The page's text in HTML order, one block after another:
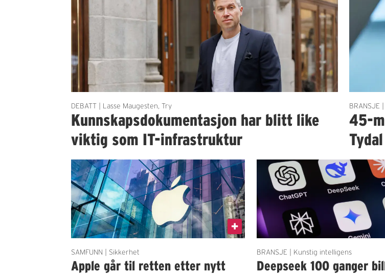
DEBATT | Lasse Maugesten, Try
Kunnskapsdokumentasjon har blitt like
viktig som IT-infrastruktur
BRANSJE
45-
Tydal
SAMFUNN | Sikkerhet
Apple går til retten etter nytt
BRANSJE | Kunstig intelligens
Deepseek 100 ganger